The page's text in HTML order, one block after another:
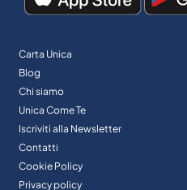
Carta Unica
Blog
Chi siamo
Unica Come Te
Iscriviti alla Newsletter
Contatti
Cookie Policy
Privacy policy